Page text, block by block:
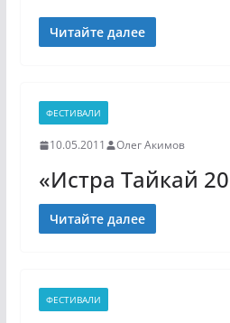
Читайте далее
ФЕСТИВАЛИ
10.05.2011 Олег Акимов
«Истра Тайкай
Читайте далее
ФЕСТИВАЛИ